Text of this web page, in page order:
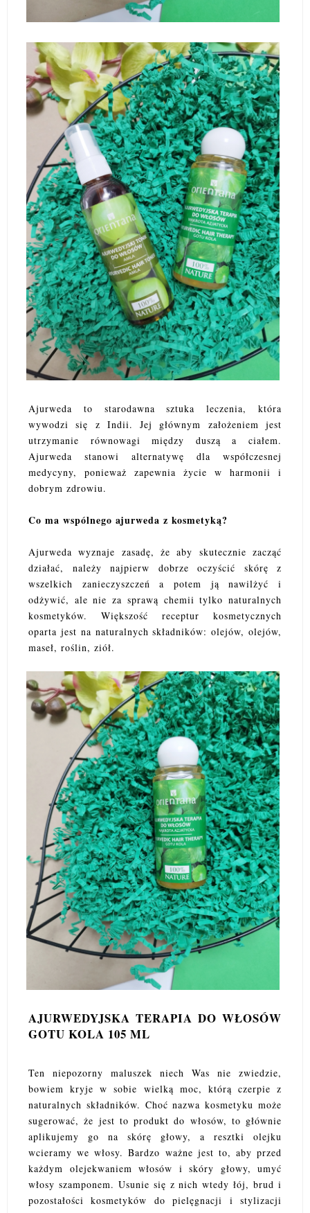
Ajurweda to starodawna sztuka leczenia, która
wywodzi się z Indii. Jej głównym założeniem jest
utrzymanie równowagi między duszą a ciałem.
Ajurweda stanowi alternatywę dla współczesnej
medycyny, ponieważ zapewnia życie w harmonii i
dobrym zdrowiu.
Co ma wspólnego ajurweda z kosmetyką?
Ajurweda wyznaje zasadę, że aby skutecznie zacząć
działać, należy najpierw dobrze oczyścić skórę z
wszelkich zanieczyszczeń a potem ją nawilżyć i
odżywić, ale nie za sprawą chemii tylko naturalnych
kosmetyków. Większość receptur kosmetycznych
oparta jest na naturalnych składników: olejów, olejów,
maseł, roślin, ziół.
AJURWEDYJSKA TERAPIA DO WŁOSÓW
GOTU KOLA 105 ML
Ten niepozorny maluszek niech Was nie zwiedzie,
bowiem kryje w sobie wielką moc, którą czerpie z
naturalnych składników. Choć nazwa kosmetyku może
sugerować, że jest to produkt do włosów, to głównie
aplikujemy go na skórę głowy, a resztki olejku
wcieramy we włosy. Bardzo ważne jest to, aby przed
każdym olejekwaniem włosów i skóry głowy, umyć
włosy szamponem. Usunie się z nich wtedy łój, brud i
pozostałości kosmetyków do pielęgnacji i stylizacji